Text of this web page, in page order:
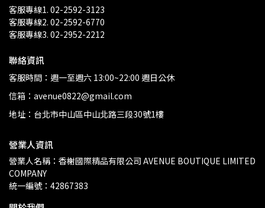
客服專線1. 02-2592-3123
客服專線2. 02-2592-6770
客服專線3. 02-2952-2212
聯絡資訊
客服時間：週一至週六 13:00~22:00 週日公休
信箱：avenue0822@gmail.com
地址：台北市中山區中山北路三段30號1樓
營業人資訊
營業人名稱：香榭國際精品有限公司 AVENUE BOUTIQUE LIMITED
COMPANY
統一編號：42867383